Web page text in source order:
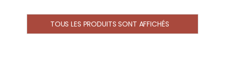
TOUS LES PRODUITS SONT AFFICHÉS